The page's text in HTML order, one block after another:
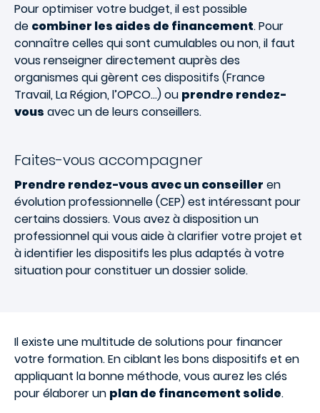
Pour optimiser votre budget, il est possible
de combiner les aides de financement. Pour
connaître celles qui sont cumulables ou non, il faut
vous renseigner directement auprès des
organismes qui gèrent ces dispositifs (France
Travail, La Région, l’OPCO…) ou prendre rendez-
vous avec un de leurs conseillers.
Faites-vous accompagner
Prendre rendez-vous avec un conseiller en
évolution professionnelle (CEP) est intéressant pour
certains dossiers. Vous avez à disposition un
professionnel qui vous aide à clarifier votre projet et
à identifier les dispositifs les plus adaptés à votre
situation pour constituer un dossier solide.
Il existe une multitude de solutions pour financer
votre formation. En ciblant les bons dispositifs et en
appliquant la bonne méthode, vous aurez les clés
pour élaborer un plan de financement solide.